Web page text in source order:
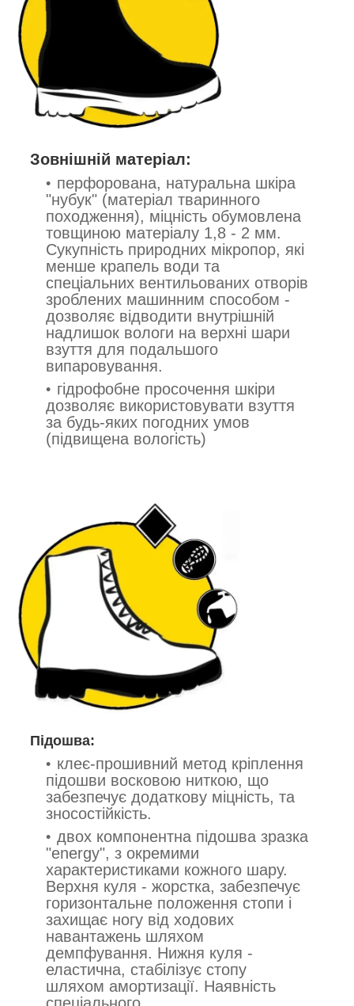
Зовнішній матеріал:
перфорована, натуральна шкіра
"нубук" (матеріал тваринного
походження), міцність обумовлена
товщиною матеріалу 1,8 - 2 мм.
Сукупність природних мікропор, які
менше крапель води та
спеціальних вентильованих отворів
зроблених машинним способом -
дозволяє відводити внутрішній
надлишок вологи на верхні шари
взуття для подальшого
випаровування.
гідрофобне просочення шкіри
дозволяє використовувати взуття
за будь-яких погодних умов
(підвищена вологість)
Підошва:
клеє-прошивний метод кріплення
підошви восковою ниткою, що
забезпечує додаткову міцність, та
зносостійкість.
двох компонентна підошва зразка
"energy", з окремими
характеристиками кожного шару.
Верхня куля - жорстка, забезпечує
горизонтальне положення стопи і
захищає ногу від ходових
навантажень шляхом
демпфування. Нижня куля -
еластична, стабілізує стопу
шляхом амортизації. Наявність